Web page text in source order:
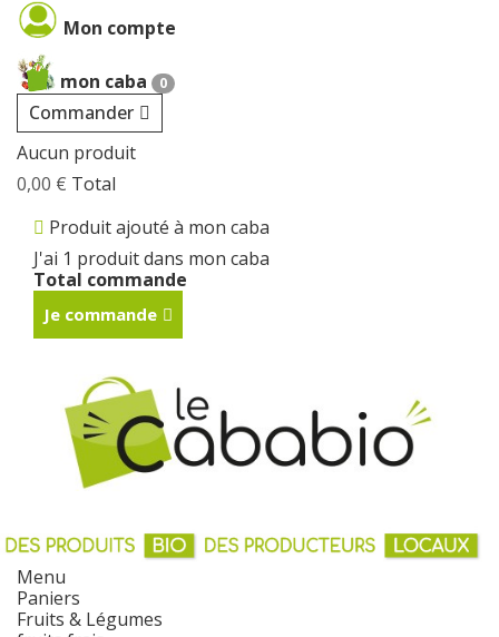
Mon compte
mon caba 0
Commander
Aucun produit
0,00 € Total
Produit ajouté à mon caba
J'ai 1 produit dans mon caba
Total commande
Je commande
Menu
Paniers
Fruits & Légumes